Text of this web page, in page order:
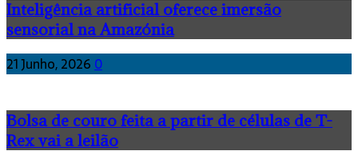
Inteligência artificial oferece imersão
sensorial na Amazónia
21 Junho, 20260
Bolsa de couro feita a partir de células de T-
Rex vai a leilão